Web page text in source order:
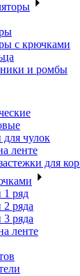
с крючками
и ромбы
для чулок
ленте
для
1 ряд
2 ряда
3 ряда
ленте